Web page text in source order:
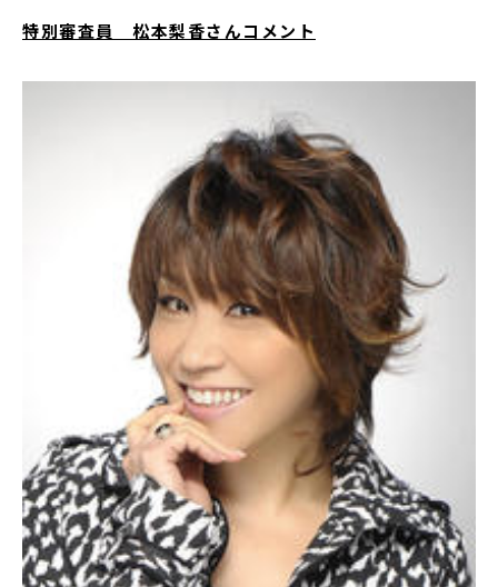
特別審査員 松本梨香さんコメント